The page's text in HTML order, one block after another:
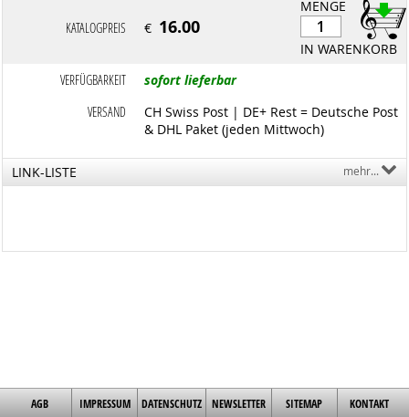
MENGE
IN WARENKORB
KATALOGPREIS € 16.00
VERFÜGBARKEIT
sofort lieferbar
VERSAND
CH Swiss Post | DE+ Rest = Deutsche Post
& DHL Paket (jeden Mittwoch)
LINK-LISTE mehr...
AGB IMPRESSUM DATENSCHUTZ NEWSLETTER SITEMAP KONTAKT